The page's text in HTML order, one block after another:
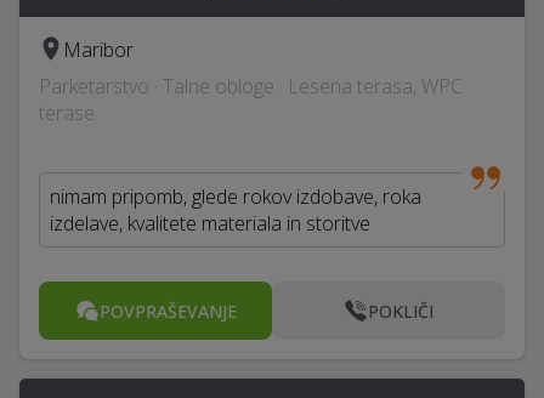
Maribor
Parketarstvo · Talne obloge · Lesena terasa, WPC
terase
nimam pripomb, glede rokov izdobave, roka
izdelave, kvalitete materiala in storitve
POVPRAŠEVANJE POKLIČI